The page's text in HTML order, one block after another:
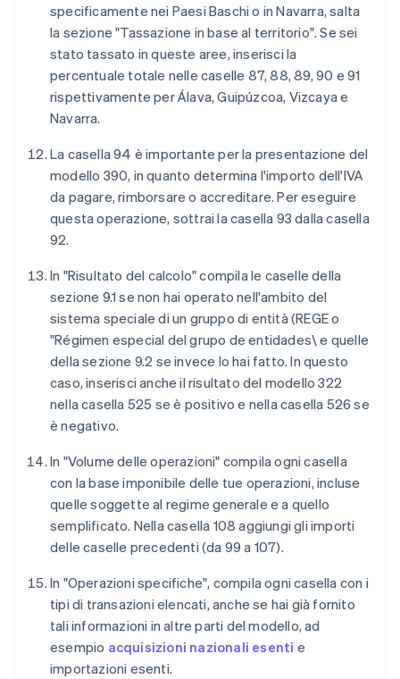
specificamente nei Paesi Baschi o in Navarra, salta
la sezione "Tassazione in base al territorio". Se sei
stato tassato in queste aree, inserisci la
percentuale totale nelle caselle 87, 88, 89, 90 e 91
rispettivamente per Álava, Guipúzcoa, Vizcaya e
Navarra.
La casella 94 è importante per la presentazione del
modello 390, in quanto determina l'importo dell'IVA
da pagare, rimborsare o accreditare. Per eseguire
questa operazione, sottrai la casella 93 dalla casella
92.
In "Risultato del calcolo" compila le caselle della
sezione 9.1 se non hai operato nell'ambito del
sistema speciale di un gruppo di entità (REGE o
"Régimen especial del grupo de entidades\ e quelle
della sezione 9.2 se invece lo hai fatto. In questo
caso, inserisci anche il risultato del modello 322
nella casella 525 se è positivo e nella casella 526 se
è negativo.
In "Volume delle operazioni" compila ogni casella
con la base imponibile delle tue operazioni, incluse
quelle soggette al regime generale e a quello
semplificato. Nella casella 108 aggiungi gli importi
delle caselle precedenti (da 99 a 107).
In "Operazioni specifiche", compila ogni casella con i
tipi di transazioni elencati, anche se hai già fornito
tali informazioni in altre parti del modello, ad
esempio acquisizioni nazionali esenti e
importazioni esenti.